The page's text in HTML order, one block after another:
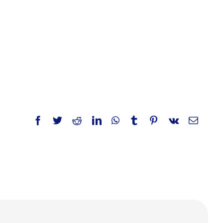
Facebook
TwitterRedditLinkedInWhatsApp
TumblrPinterest
Vk
E-